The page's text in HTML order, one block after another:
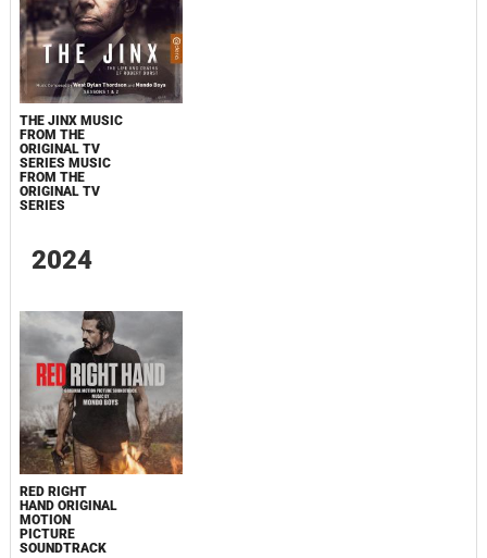
THE JINX MUSIC
FROM THE
ORIGINAL TV
SERIES MUSIC
FROM THE
ORIGINAL TV
SERIES
2024
RED RIGHT
HAND ORIGINAL
MOTION
PICTURE
SOUNDTRACK